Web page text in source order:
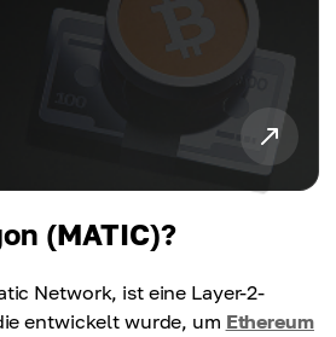
(MATIC)?
Network, ist eine Layer-2-
entwickelt wurde, um Ethereum